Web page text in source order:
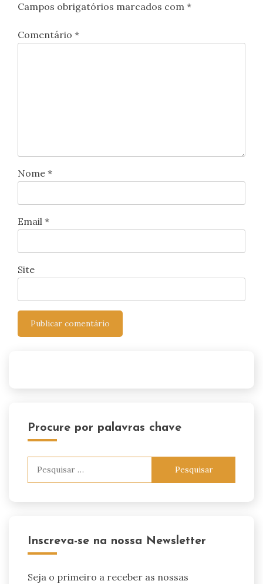
Campos obrigatórios marcados com *
Comentário *
Nome *
Email *
Site
Procure por palavras chave
Inscreva-se na nossa Newsletter
Seja o primeiro a receber as nossas